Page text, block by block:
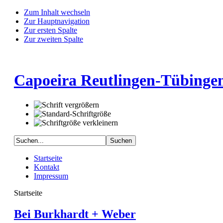
Zum Inhalt wechseln
Zur Hauptnavigation
Zur ersten Spalte
Zur zweiten Spalte
Capoeira Reutlingen-
Startseite
Kontakt
Impressum
Startseite
Bei Burkhardt + Weber